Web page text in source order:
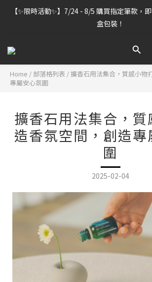
【雷雕訂單出貨暫停】7/30–8/7 進行機器維
訂單」將暫停出貨，敬請見諒
【✨限時活動✨】7/24 - 8/5 購買指定筆款，
盒包裝！
【雷雕訂單出貨暫停】7/30–8/7 進行機器維
Home / 部落格列表 /擴香石用法集合，質感小物
專屬安心氛圍
擴香石用法集合，質
造香氛空間，創造專
圍
2025-02-04